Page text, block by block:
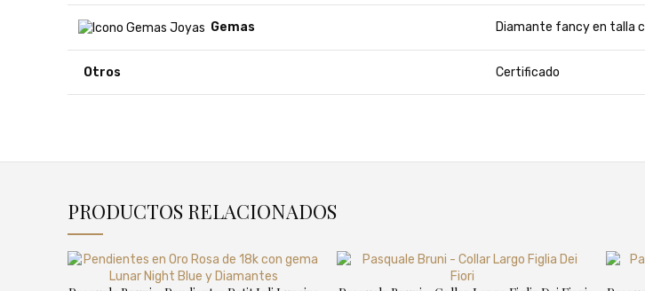
Gemas Diamante fancy en talla
Otros Certificado
PRODUCTOS RELACIONADOS